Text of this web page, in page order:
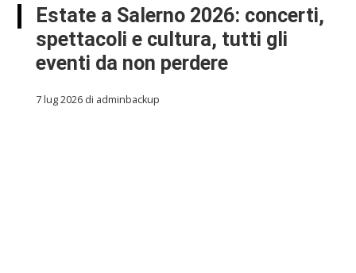
Estate a Salerno 2026: concerti,
spettacoli e cultura, tutti gli
eventi da non perdere
7 lug 2026 di adminbackup